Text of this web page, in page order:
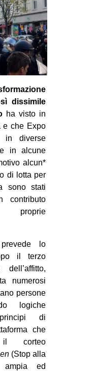
dissimile
ha visto in
e che Expo
in diverse
in alcune
alcun*
di lotta per
sono stati
contributo
proprie
lo
il terzo
dell’affitto,
numerosi
persone
logiche
di
che
il corteo
(Stop alla
ampia ed